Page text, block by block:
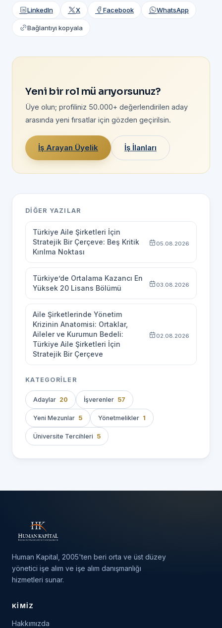
LinkedIn X Facebook WhatsApp
Bağlantıyı kopyala
Yeni bir rol mü arıyorsunuz?
Üye olun; profiliniz 50.000+ değerlendirilen aday
arasında yeni fırsatlar için gözden geçirilsin.
İş Arayan Üyelik İş İlanları
DIĞER YAZILAR
Türkiye Aile Şirketleri İçin
Stratejik Bir Çerçeve: Beş Kritik
Kırılma Noktası
05.08.2026
Türkiye’de Ortalama Kazancı En
Yüksek 20 Lisans Bölümü
03.08.2026
Aile Şirketlerinde Yönetim
Krizinin Anatomisi: Ortaklar,
Aileler ve Kurumun Bedeli:
Türkiye Aile Şirketleri İçin
Stratejik Bir Çerçeve
02.08.2026
KATEGORILER
Adaylar 20 İşverenler 57
Yeni Mezunlar 5 Yönetmelikler 1
Üniversite Tercihleri 5
Human Kapital, 2005'ten beri orta ve üst düzey
yönetici işe alım ve işe alım danışmanlığı
hizmetleri sunar.
KIMIZ
Hakkımızda